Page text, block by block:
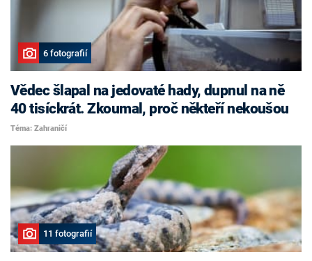
6 fotografií
Vědec šlapal na jedovaté hady, dupnul na ně
40 tisíckrát. Zkoumal, proč někteří nekoušou
Téma: Zahraničí
11 fotografií